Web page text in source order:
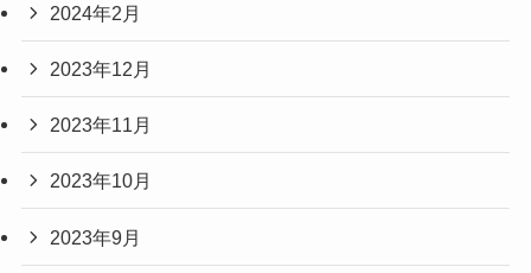
2024年2月
2023年12月
2023年11月
2023年10月
2023年9月